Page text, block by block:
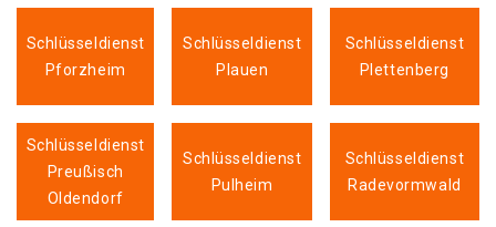
Schlüsseldienst
Pforzheim
Schlüsseldienst
Plauen
Schlüsseldienst
Plettenberg
Schlüsseldienst
Preußisch
Oldendorf
Schlüsseldienst
Pulheim
Schlüsseldienst
Radevormwald